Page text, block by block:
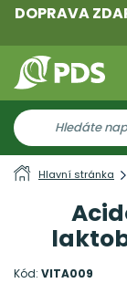
DOPRAVA
Hlavní stránka
Kód: VITA009